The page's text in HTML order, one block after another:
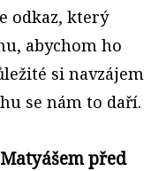
odkaz, který
abychom ho
si navzájem
se nám to daří.
před